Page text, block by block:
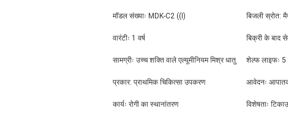
मॉडल संख्याः MDK-C2 ((I) बिजली स्रोत:
वारंटीः 1 वर्ष बिक्री के बाद
सामग्रीः उच्च शक्ति वाले एल्यूमीनियम मिश्र धातु शेल्फ लाइफः 5
प्रकार: प्राथमिक चिकित्सा उपकरण आवेदनः
कार्यः रोगी का स्थानांतरण विशेषताः